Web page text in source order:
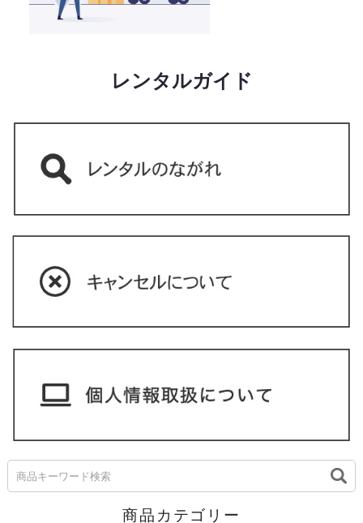
商品カテゴリー
レンタルガイド